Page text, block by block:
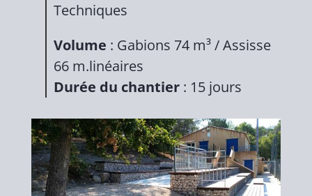
Techniques
Volume : Gabions 74 m³ / Assisse
66 m.linéaires
Durée du chantier: 15 jours